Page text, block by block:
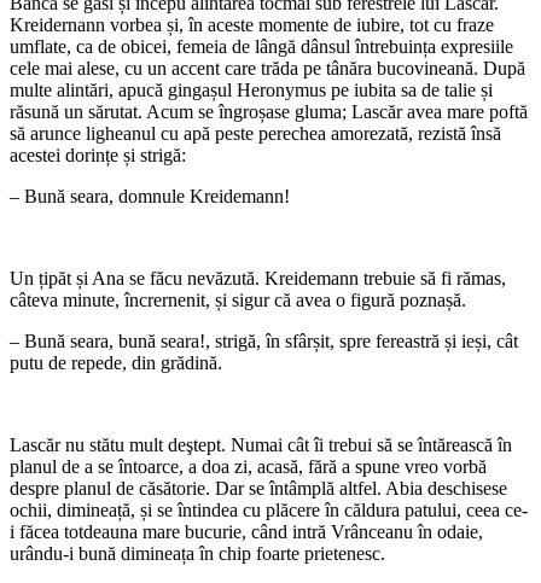
Kreidernann vorbea și, în aceste momente de iubire, tot cu fraze
umflate, ca de obicei, femeia de lângă dânsul întrebuința expresiile
cele mai alese, cu un accent care trăda pe tânăra bucovineană. După
multe alintări, apucă gingașul Heronymus pe iubita sa de talie și
răsună un sărutat. Acum se îngroșase gluma; Lascăr avea mare poftă
să arunce ligheanul cu apă peste perechea amorezată, rezistă însă
acestei dorințe și strigă:
– Bună seara, domnule Kreidemann!
Un țipăt și Ana se făcu nevăzută. Kreidemann trebuie să fi rămas,
câteva minute, încrernenit, și sigur că avea o figură poznașă.
– Bună seara, bună seara!, strigă, în sfârșit, spre fereastră și ieși, cât
putu de repede, din grădină.
Lascăr nu stătu mult deştept. Numai cât îi trebui să se întărească în
planul de a se întoarce, a doa zi, acasă, fără a spune vreo vorbă
despre planul de căsătorie. Dar se întâmplă altfel. Abia deschisese
ochii, dimineață, și se întindea cu plăcere în căldura patului, ceea ce-
i făcea totdeauna mare bucurie, când intră Vrânceanu în odaie,
urându-i bună dimineața în chip foarte prietenesc.